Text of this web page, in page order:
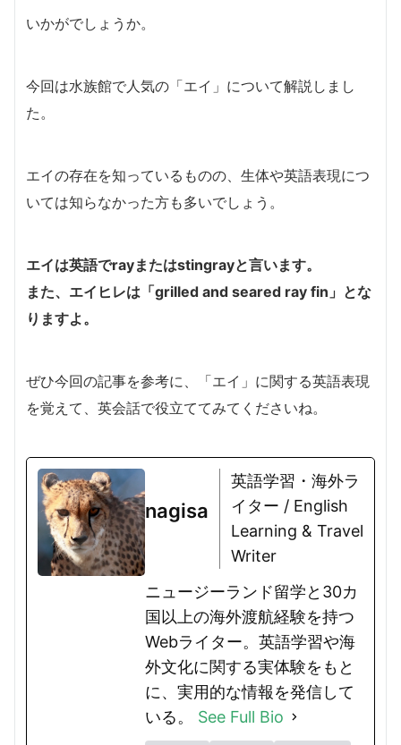
いかがでしょうか。
今回は水族館で人気の「エイ」について解説しまし
た。
エイの存在を知っているものの、生体や英語表現につ
いては知らなかった方も多いでしょう。
エイは英語でrayまたはstingrayと言います。
また、エイヒレは「grilled and seared ray fin」とな
りますよ。
ぜひ今回の記事を参考に、「エイ」に関する英語表現
を覚えて、英会話で役立ててみてくださいね。
nagisa
英語学習・海外ラ
イター / English
Learning & Travel
Writer
ニュージーランド留学と30カ
国以上の海外渡航経験を持つ
Webライター。英語学習や海
外文化に関する実体験をもと
に、実用的な情報を発信して
いる。 See Full Bio